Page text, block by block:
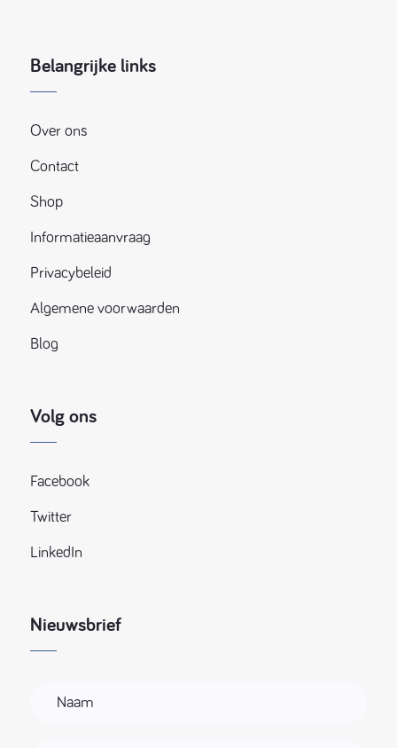
Belangrijke links
Over ons
Contact
Shop
Informatieaanvraag
Privacybeleid
Algemene voorwaarden
Blog
Volg ons
Facebook
Twitter
LinkedIn
Nieuwsbrief